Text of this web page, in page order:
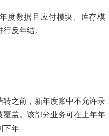
度数据且应付模块、库存模
反年结。
之前，新年度账中不允许录
覆盖。该部分业务可在上年年
下年